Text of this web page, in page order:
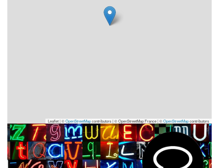
Leaflet | ©OpenStreetMapcontributors|© OpenStreetMap France | ©OpenStreetMapcontributors